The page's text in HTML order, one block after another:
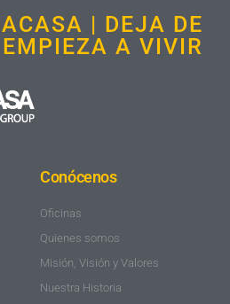
| DEJA DE
A VIVIR
Conócenos
Oficinas
Quienes somos
Misión, Visión y Valores
Nuestra Historia